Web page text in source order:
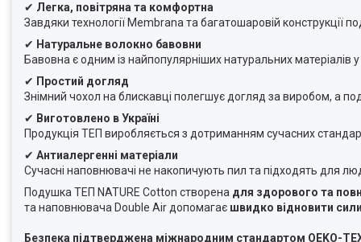
✔ Легка, повітряна та комфортна
Завдяки технології Membrana та багатошаровій
✔ Натуральне волокно бавовни
Бавовна є одним із найпопулярніших натуральних
✔ Простий догляд
Знімний чохол на блискавці полегшує догляд за виробом, а
✔ Виготовлено в Україні
Продукція ТЕП виробляється з дотриманням сучасних
✔ Антиалергенні матеріали
Сучасні наповнювачі не накопичують пил та підходять для
Подушка ТЕП NATURE Cotton створена для здорового та
та наповнювача Double Air допомагає швидко відновити
Безпека підтверджена міжнародним стандартом OEKO-